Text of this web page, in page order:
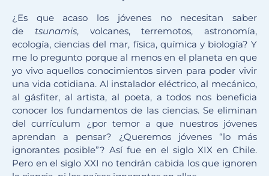
¿Es que acaso los jóvenes no necesitan saber
de tsunamis, volcanes, terremotos, astronomía,
ecología, ciencias del mar, física, química y biología? Y
me lo pregunto porque al menos en el planeta en que
yo vivo aquellos conocimientos sirven para poder vivir
una vida cotidiana. Al instalador eléctrico, al mecánico,
al gásfiter, al artista, al poeta, a todos nos beneficia
conocer los fundamentos de las ciencias. Se eliminan
del currículum ¿por temor a que nuestros jóvenes
aprendan a pensar? ¿Queremos jóvenes “lo más
ignorantes posible”? Así fue en el siglo XIX en Chile.
Pero en el siglo XXI no tendrán cabida los que ignoren